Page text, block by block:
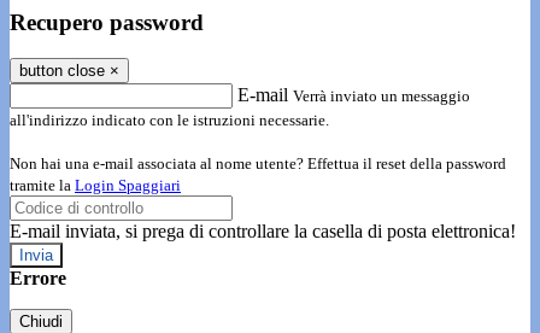
Recupero password
button close ×
E-mail Verrà inviato un messaggio
all'indirizzo indicato con le istruzioni necessarie.
Non hai una e-mail associata al nome utente? Effettua il reset della password
tramite la Login Spaggiari
E-mail inviata, si prega di controllare la casella di posta elettronica!
Errore
Chiudi